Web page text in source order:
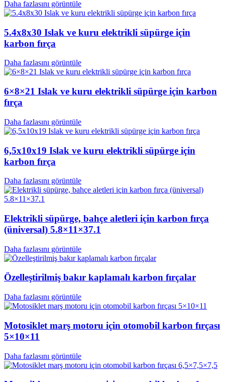
Daha fazlasını görüntüle
5.4x8x30 Islak ve kuru elektrikli süpürge için
karbon fırça
Daha fazlasını görüntüle
6×8×21 Islak ve kuru elektrikli süpürge için karbon
fırça
Daha fazlasını görüntüle
6,5x10x19 Islak ve kuru elektrikli süpürge için
karbon fırça
Daha fazlasını görüntüle
Elektrikli süpürge, bahçe aletleri için karbon fırça
(üniversal) 5.8×11×37.1
Daha fazlasını görüntüle
Özelleştirilmiş bakır kaplamalı karbon fırçalar
Daha fazlasını görüntüle
Motosiklet marş motoru için otomobil karbon fırçası
5×10×11
Daha fazlasını görüntüle